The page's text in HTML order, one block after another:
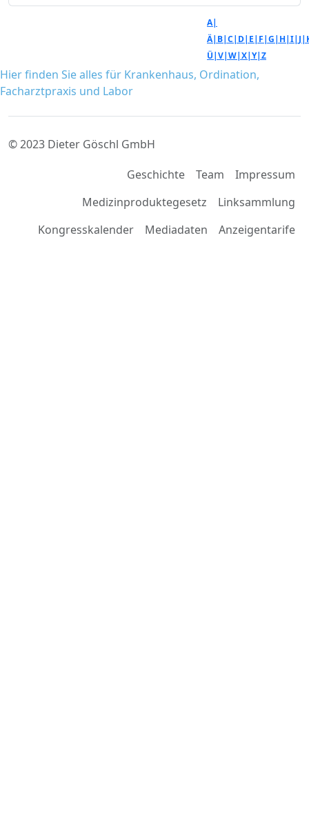
A|
Ä| B|C| D| E| F|G| H|I| J|
Ü|V|W|X|Y|Z
Hier finden Sie alles für Krankenhaus, Ordination,
Facharztpraxis und Labor
© 2023 Dieter Göschl GmbH
Geschichte
Team
Impressum
Medizinproduktegesetz
Linksammlung
Kongresskalender
Mediadaten Anzeigentarife